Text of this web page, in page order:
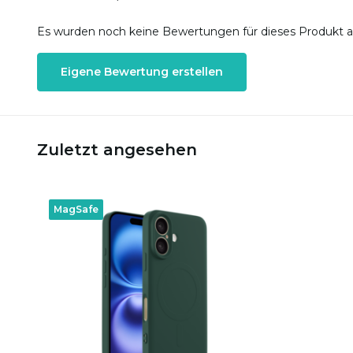
Es wurden noch keine Bewertungen für dieses Produkt
Eigene Bewertung erstellen
Zuletzt angesehen
MagSafe